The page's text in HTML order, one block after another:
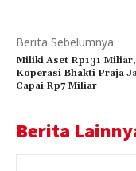
Berita Sebelumnya
Miliki Aset Rp131
Koperasi Bhakti Praja
Capai Rp7 Miliar
Berita